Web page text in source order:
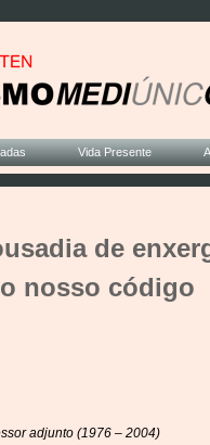
Vida Presente
de
nosso código
adjunto (1976 – 2004)